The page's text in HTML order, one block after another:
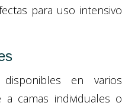
para uso intensivo
en varios
a camas individuales o